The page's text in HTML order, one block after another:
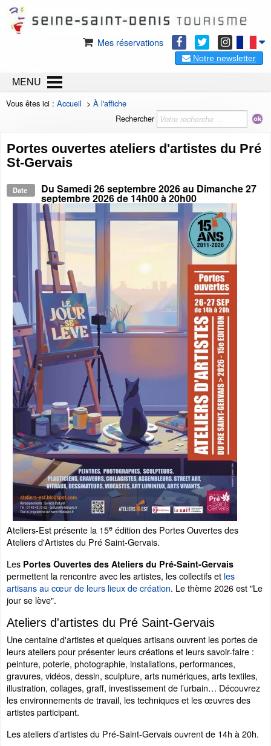
Mes réservations
Notre newsletter
MENU
Vous êtes ici : Accueil > À l'affiche
Rechercher
Portes ouvertes ateliers d'artistes du Pré
St-Gervais
Date Du Samedi 26 septembre 2026au Dimanche 27
septembre 2026de 14h00 à 20h00
Ateliers-Est présente la 15e édition des Portes Ouvertes des
Ateliers d'Artistes du Pré Saint-Gervais.
Les Portes Ouvertes des Ateliers du Pré-Saint-Gervais
permettent la rencontre avec les artistes, les collectifs et les
artisans au cœur de leurs lieux de création. Le thème 2026 est "Le
jour se lève".
Ateliers d'artistes du Pré Saint-Gervais
Une centaine d'artistes et quelques artisans ouvrent les portes de
leurs ateliers pour présenter leurs créations et leurs savoir-faire :
peinture, poterie, photographie, installations, performances,
gravures, vidéos, dessin, sculpture, arts numériques, arts textiles,
illustration, collages, graff, investissement de l’urbain… Découvrez
les environnements de travail, les techniques et les œuvres des
artistes participant.
Les ateliers d’artistes du Pré-Saint-Gervais ouvrent de 14h à 20h.